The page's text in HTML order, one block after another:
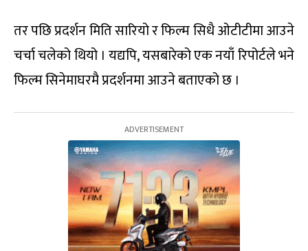
तर पछि प्रदर्शन मिति सारियो र फिल्म सिधै ओटीटीमा आउने
चर्चा चलेको थियो । यद्यपि, यसबारेको एक नयाँ रिपोर्टले भने
फिल्म सिनेमाघरमै प्रदर्शनमा आउने बताएको छ ।